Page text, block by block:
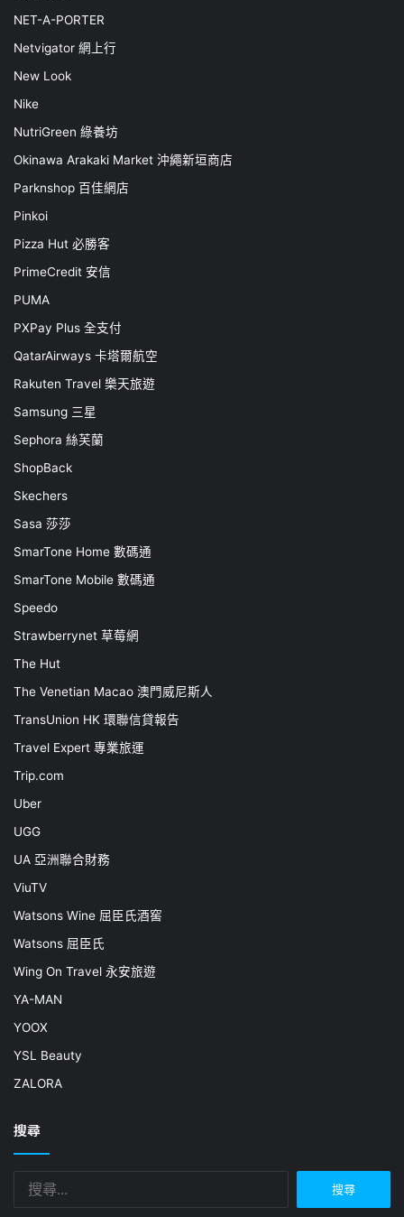
NET-A-PORTER
Netvigator 網上行
New Look
Nike
NutriGreen 綠養坊
Okinawa Arakaki Market 沖繩新垣商店
Parknshop 百佳網店
Pinkoi
Pizza Hut 必勝客
PrimeCredit 安信
PUMA
PXPay Plus 全支付
QatarAirways 卡塔爾航空
Rakuten Travel 樂天旅遊
Samsung 三星
Sephora 絲芙蘭
ShopBack
Skechers
Sasa 莎莎
SmarTone Home 數碼通
SmarTone Mobile 數碼通
Speedo
Strawberrynet 草莓網
The Hut
The Venetian Macao 澳門威尼斯人
TransUnion HK 環聯信貸報告
Travel Expert 專業旅運
Trip.com
Uber
UGG
UA 亞洲聯合財務
ViuTV
Watsons Wine 屈臣氏酒窖
Watsons 屈臣氏
Wing On Travel 永安旅遊
YA-MAN
YOOX
YSL Beauty
ZALORA
搜尋